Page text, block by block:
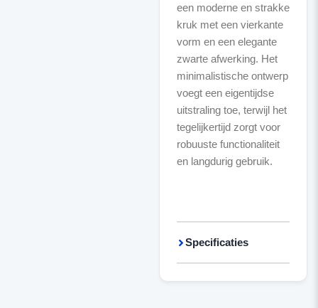
een moderne en strakke
kruk met een vierkante
vorm en een elegante
zwarte afwerking. Het
minimalistische ontwerp
voegt een eigentijdse
uitstraling toe, terwijl het
tegelijkertijd zorgt voor
robuuste functionaliteit
en langdurig gebruik.
Specificaties